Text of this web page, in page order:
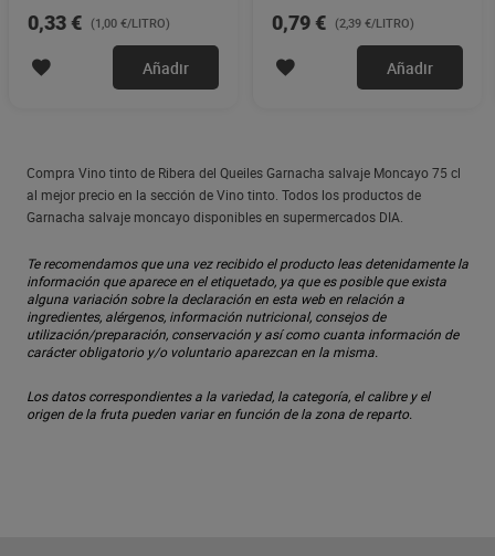
0,33 € (1,00 €/LITRO)
Añadir
0,79 € (2,39 €/LITRO)
Añadir
Compra Vino tinto de Ribera del Queiles Garnacha salvaje Moncayo 75 cl
al mejor precio en la sección de Vino tinto. Todos los productos de
Garnacha salvaje moncayo disponibles en supermercados DIA.
Te recomendamos que una vez recibido el producto leas detenidamente la
información que aparece en el etiquetado, ya que es posible que exista
alguna variación sobre la declaración en esta web en relación a
ingredientes, alérgenos, información nutricional, consejos de
utilización/preparación, conservación y así como cuanta información de
carácter obligatorio y/o voluntario aparezcan en la misma.
Los datos correspondientes a la variedad, la categoría, el calibre y el
origen de la fruta pueden variar en función de la zona de reparto.